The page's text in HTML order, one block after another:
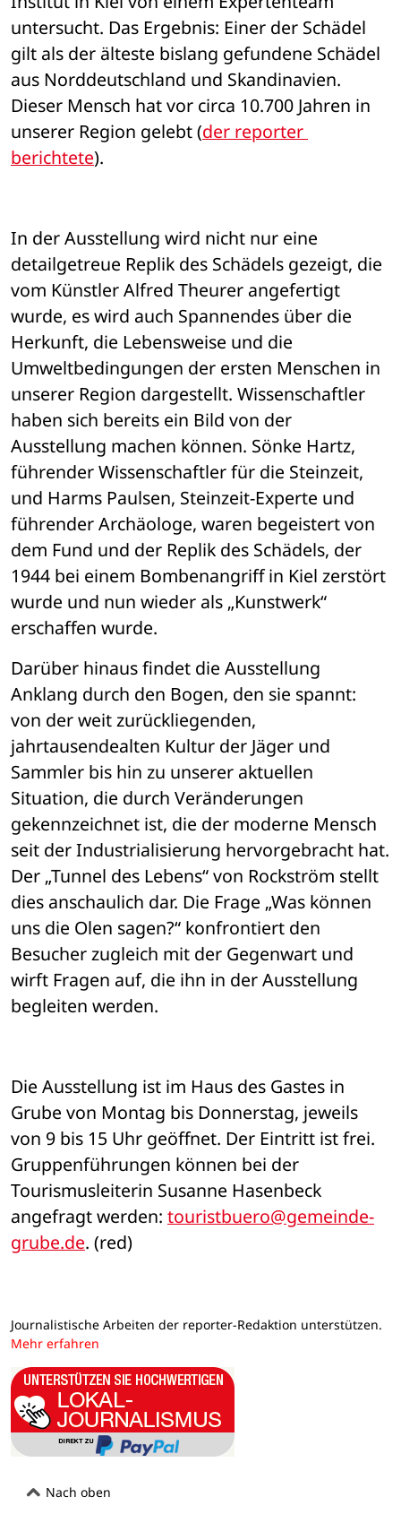
untersucht. Das Ergebnis: Einer der Schädel
gilt als der älteste bislang gefundene Schädel
aus Norddeutschland und Skandinavien.
Dieser Mensch hat vor circa 10.700 Jahren in
unserer Region gelebt (der reporter
berichtete).
In der Ausstellung wird nicht nur eine
detailgetreue Replik des Schädels gezeigt, die
vom Künstler Alfred Theurer angefertigt
wurde, es wird auch Spannendes über die
Herkunft, die Lebensweise und die
Umweltbedingungen der ersten Menschen in
unserer Region dargestellt. Wissenschaftler
haben sich bereits ein Bild von der
Ausstellung machen können. Sönke Hartz,
führender Wissenschaftler für die Steinzeit,
und Harms Paulsen, Steinzeit-Experte und
führender Archäologe, waren begeistert von
dem Fund und der Replik des Schädels, der
1944 bei einem Bombenangriff in Kiel zerstört
wurde und nun wieder als „Kunstwerk“
erschaffen wurde.
Darüber hinaus findet die Ausstellung
Anklang durch den Bogen, den sie spannt:
von der weit zurückliegenden,
jahrtausendealten Kultur der Jäger und
Sammler bis hin zu unserer aktuellen
Situation, die durch Veränderungen
gekennzeichnet ist, die der moderne Mensch
seit der Industrialisierung hervorgebracht hat.
Der „Tunnel des Lebens“ von Rockström stellt
dies anschaulich dar. Die Frage „Was können
uns die Olen sagen?“ konfrontiert den
Besucher zugleich mit der Gegenwart und
wirft Fragen auf, die ihn in der Ausstellung
begleiten werden.
Die Ausstellung ist im Haus des Gastes in
Grube von Montag bis Donnerstag, jeweils
von 9 bis 15 Uhr geöffnet. Der Eintritt ist frei.
Gruppenführungen können bei der
Tourismusleiterin Susanne Hasenbeck
angefragt werden: touristbuero@gemeinde-
grube.de. (red)
Journalistische Arbeiten der reporter-Redaktion unterstützen.
Mehr erfahren
Nach oben